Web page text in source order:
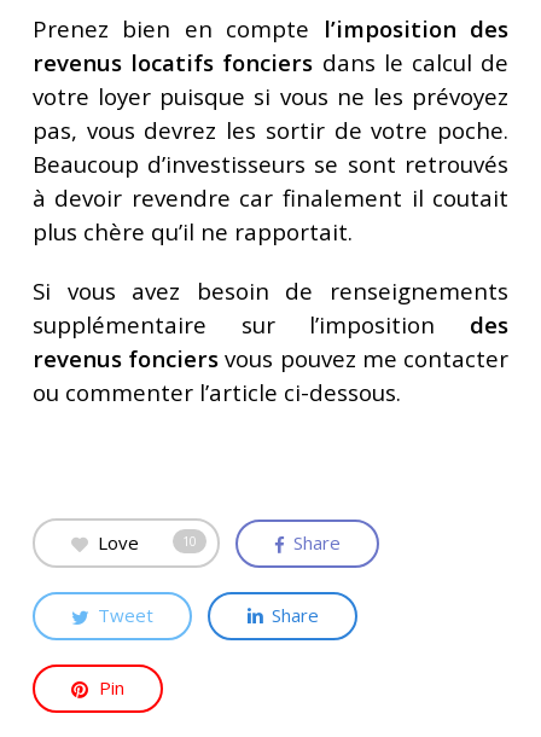
Prenez bien en compte l’imposition des
revenus locatifs fonciers dans le calcul de
votre loyer puisque si vous ne les prévoyez
pas, vous devrez les sortir de votre poche.
Beaucoup d’investisseurs se sont retrouvés
à devoir revendre car finalement il coutait
plus chère qu’il ne rapportait.
Si vous avez besoin de renseignements
supplémentaire sur l’imposition des
revenus fonciers vous pouvez me contacter
ou commenter l’article ci-dessous.
Love 10 Share
Tweet Share
Pin